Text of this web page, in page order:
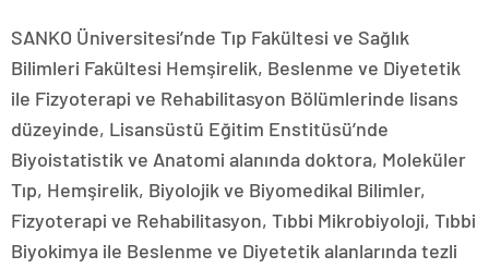
SANKO Üniversitesi’nde Tıp Fakültesi ve Sağlık
Bilimleri Fakültesi Hemşirelik, Beslenme ve Diyetetik
ile Fizyoterapi ve Rehabilitasyon Bölümlerinde lisans
düzeyinde, Lisansüstü Eğitim Enstitüsü’nde
Biyoistatistik ve Anatomi alanında doktora, Moleküler
Tıp, Hemşirelik, Biyolojik ve Biyomedikal Bilimler,
Fizyoterapi ve Rehabilitasyon, Tıbbi Mikrobiyoloji, Tıbbi
Biyokimya ile Beslenme ve Diyetetik alanlarında tezli